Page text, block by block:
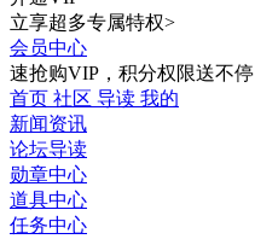
立享超多专属特权>
会员中心
速抢购VIP，积分权限送不停
首页 社区 导读 我的
新闻资讯
论坛导读
勋章中心
道具中心
任务中心